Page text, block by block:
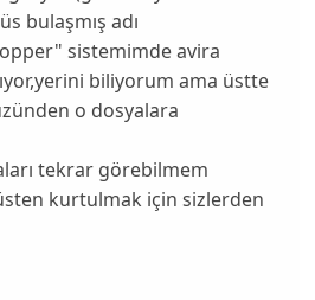
bulaşmış adı
sistemimde avira
biliyorum ama üstte
o dosyalara
tekrar görebilmem
kurtulmak için sizlerden